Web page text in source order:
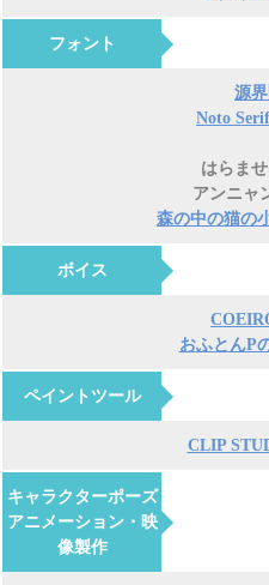
フォント
源
Noto
はらま
アンニャ
森の中の猫の
ボイス
おふとんP
ペイントツール
CLIP
キャラクターポーズ
アニメーション・映
像製作